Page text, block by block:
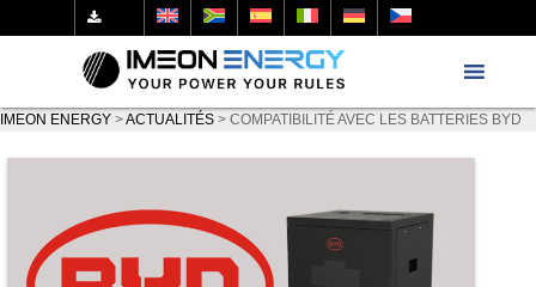
IMEON ENERGY >ACTUALITÉS > COMPATIBILITÉ AVEC LES BATTERIES BYD